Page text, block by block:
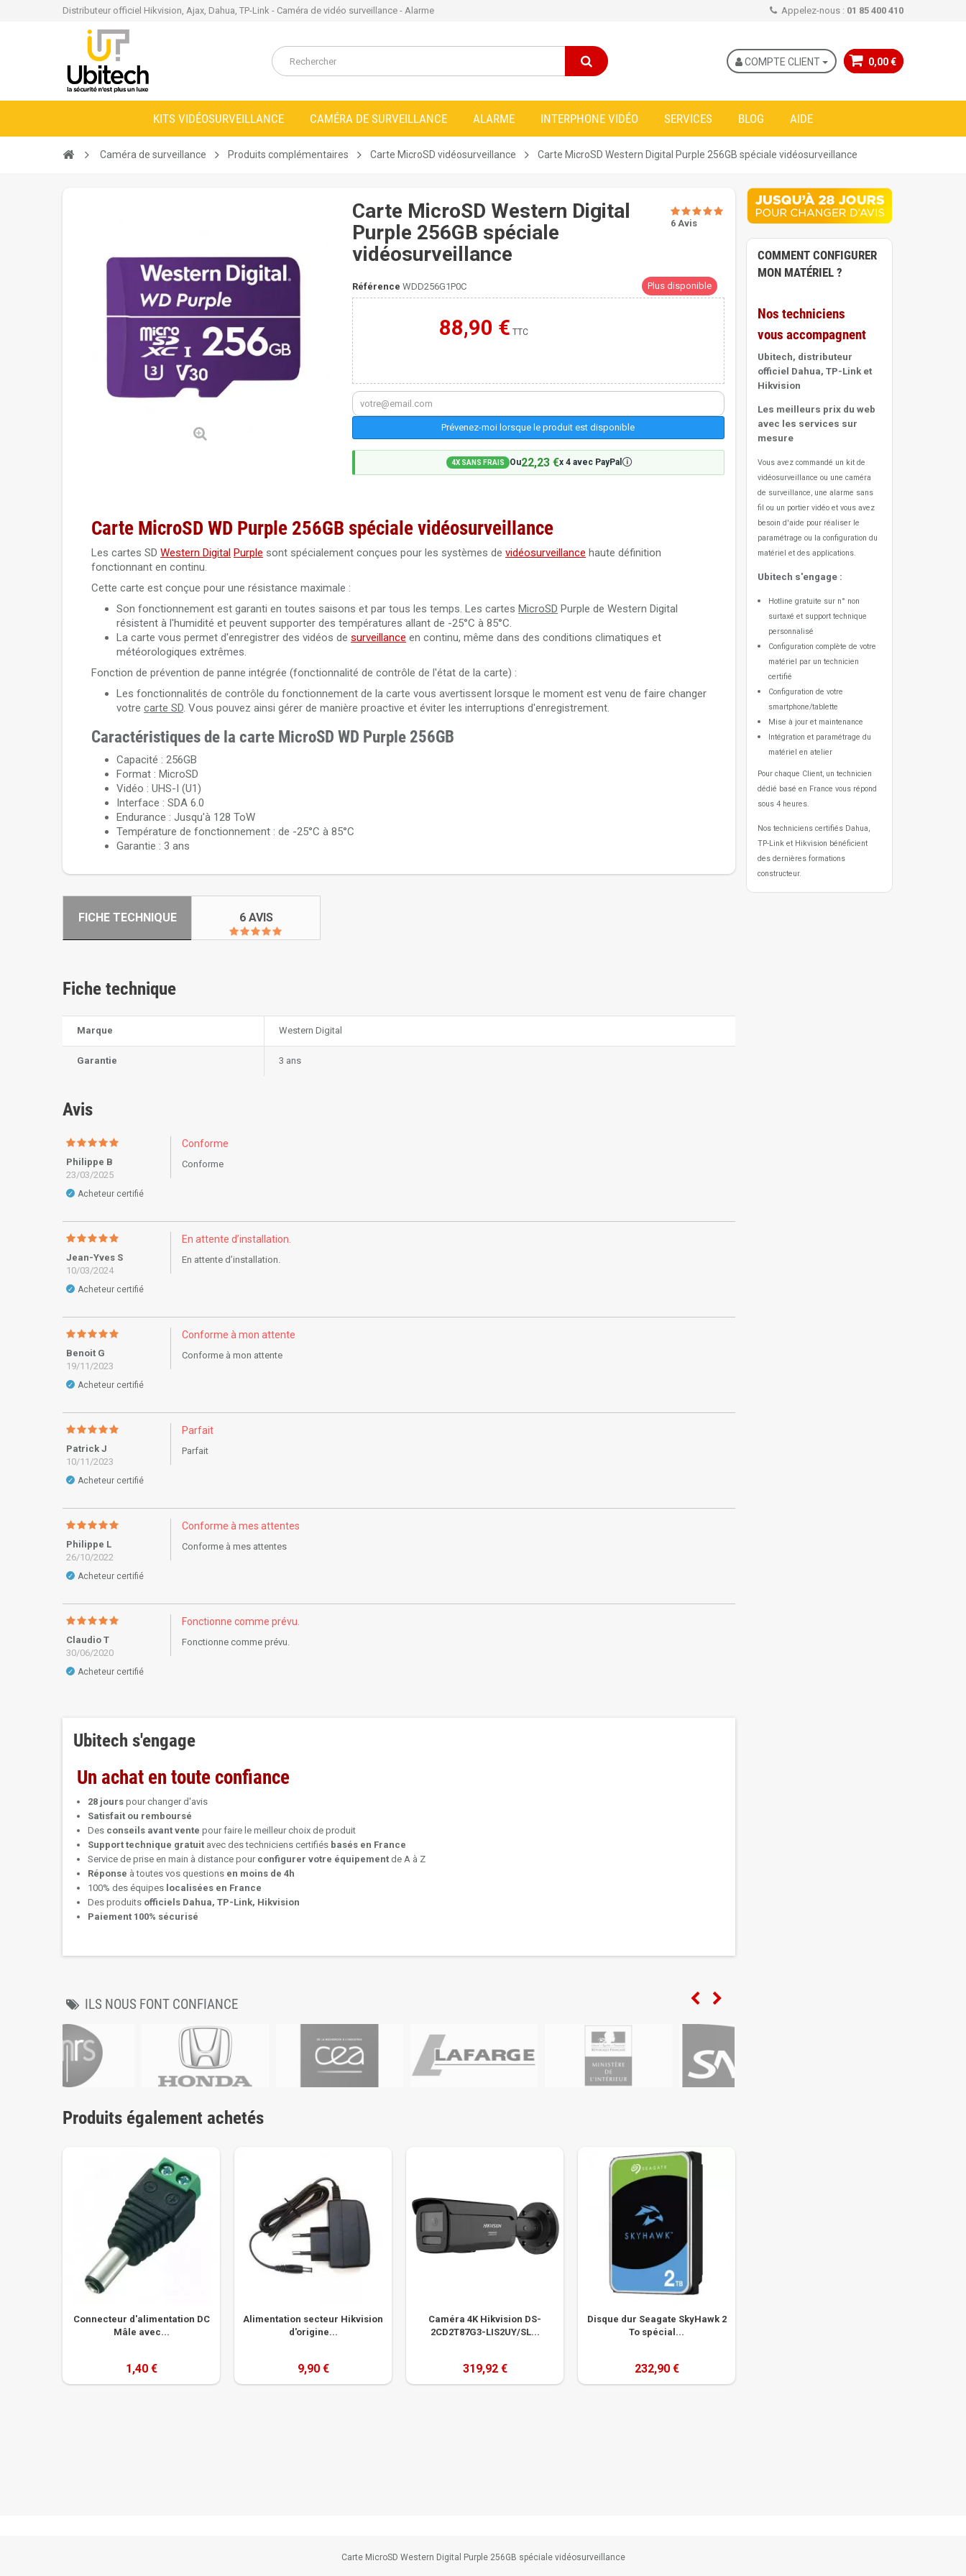
Distributeur officiel Hikvision, Ajax, Dahua, TP-Link - Caméra de vidéo surveillance - Alarme Appelez-nous : 01 85 400 410
0,00 €
COMPTE CLIENT
KITS VIDÉOSURVEILLANCE CAMÉRA DE SURVEILLANCE ALARME INTERPHONE VIDÉO SERVICES BLOG AIDE
Caméra de surveillance Produits complémentaires Carte MicroSD vidéosurveillance Carte MicroSD Western Digital Purple 256GB spéciale vidéosurveillance
Carte MicroSD Western Digital
Purple 256GB spéciale
vidéosurveillance
Référence WDD256G1P0C Plus disponible
88,90 € TTC
Moins cher ailleurs ?
Prévenez-moi lorsque le produit est disponible
4X SANS FRAIS Ou22,23 €x 4 avec PayPal🛈
6 Avis
Carte MicroSD WD Purple 256GB spéciale vidéosurveillance
Les cartes SD Western Digital Purple sont spécialement conçues pour les systèmes de vidéosurveillance haute définition
fonctionnant en continu.
Cette carte est conçue pour une résistance maximale :
Son fonctionnement est garanti en toutes saisons et par tous les temps. Les cartes MicroSD Purple de Western Digital
résistent à l'humidité et peuvent supporter des températures allant de -25°C à 85°C.
La carte vous permet d'enregistrer des vidéos de surveillance en continu, même dans des conditions climatiques et
météorologiques extrêmes.
Fonction de prévention de panne intégrée (fonctionnalité de contrôle de l'état de la carte) :
Les fonctionnalités de contrôle du fonctionnement de la carte vous avertissent lorsque le moment est venu de faire changer
votre carte SD . Vous pouvez ainsi gérer de manière proactive et éviter les interruptions d'enregistrement.
Caractéristiques de la carte MicroSD WD Purple 256GB
Capacité : 256GB
Format : MicroSD
Vidéo : UHS-I (U1)
Interface : SDA 6.0
Endurance : Jusqu'à 128 ToW
Température de fonctionnement : de -25°C à 85°C
Garantie : 3 ans
FICHE TECHNIQUE 6 AVIS
Fiche technique
Marque Western Digital
Garantie 3 ans
Avis
Philippe B
23/03/2025
✓ Acheteur certifié
Conforme
Conforme
Jean-Yves S
10/03/2024
✓ Acheteur certifié
En attente d’installation.
En attente d’installation.
Benoit G
19/11/2023
✓ Acheteur certifié
Conforme à mon attente
Conforme à mon attente
Patrick J
10/11/2023
✓ Acheteur certifié
Parfait
Parfait
Philippe L
26/10/2022
✓ Acheteur certifié
Conforme à mes attentes
Conforme à mes attentes
Claudio T
30/06/2020
✓ Acheteur certifié
Fonctionne comme prévu.
Fonctionne comme prévu.
Ubitech s'engage
Un achat en toute confiance
28 jours pour changer d'avis
Satisfait ou remboursé
Des conseils avant vente pour faire le meilleur choix de produit
Support technique gratuit avec des techniciens certifiés basés en France
Service de prise en main à distance pour configurer votre équipement de A à Z
Réponse à toutes vos questions en moins de 4h
100% des équipes localisées en France
Des produits officiels Dahua, TP-Link, Hikvision
Paiement 100% sécurisé
ILS NOUS FONT CONFIANCE
Produits également achetés
Connecteur d'alimentation DC
Mâle avec...
1,40 €
Alimentation secteur Hikvision
d'origine...
9,90 €
Caméra 4K Hikvision DS-
2CD2T87G3-LIS2UY/SL...
319,92 €
Disque dur Seagate SkyHawk 2
To spécial...
232,90 €
COMMENT CONFIGURER
MON MATÉRIEL ?
Nos techniciens
vous accompagnent
Ubitech, distributeur
officiel Dahua, TP-Link et
Hikvision
Les meilleurs prix du web
avec les services sur
mesure
Vous avez commandé un kit de
vidéosurveillance ou une caméra
de surveillance, une alarme sans
fil ou un portier vidéo et vous avez
besoin d'aide pour réaliser le
paramétrage ou la configuration du
matériel et des applications.
Ubitech s'engage :
Hotline gratuite sur n° non
surtaxé et support technique
personnalisé
Configuration complète de votre
matériel par un technicien
certifié
Configuration de votre
smartphone/tablette
Mise à jour et maintenance
Intégration et paramétrage du
matériel en atelier
Pour chaque Client, un technicien
dédié basé en France vous répond
sous 4 heures.
Nos techniciens certifiés Dahua,
TP-Link et Hikvision bénéficient
des dernières formations
constructeur.
Carte MicroSD Western Digital Purple 256GB spéciale vidéosurveillance